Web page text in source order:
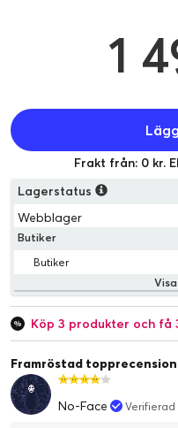
1
Frakt från: 0 kr.
Lagerstatus
Webblager
Butiker
Butiker
Köp 3 produkter och
Framröstad topprecension
No-Face Verifierad